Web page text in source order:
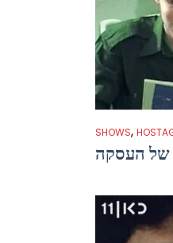
SHOWS,